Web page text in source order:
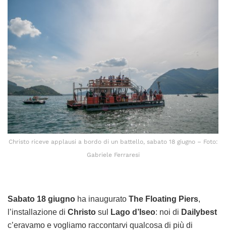
Christo riceve applausi a bordo di un battello, sabato 18 giugno – Foto:
Gabriele Ferraresi
Sabato 18 giugno ha inaugurato The Floating Piers,
l’installazione di Christo sul Lago d’Iseo: noi di Dailybest
c’eravamo e vogliamo raccontarvi qualcosa di più di